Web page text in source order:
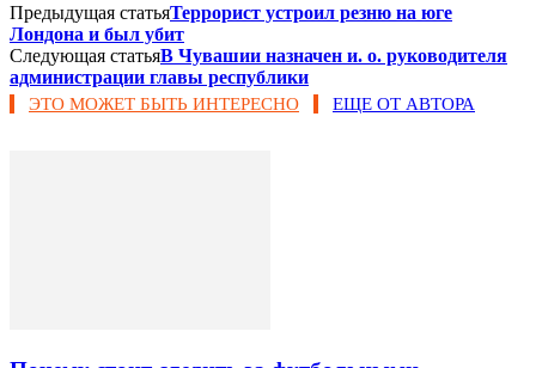
Предыдущая статьяТеррорист устроил резню на юге
Лондона и был убит
Следующая статьяВ Чувашии назначен и. о. руководителя
администрации главы республики
ЭТО МОЖЕТ БЫТЬ ИНТЕРЕСНО ЕЩЕ ОТ АВТОРА